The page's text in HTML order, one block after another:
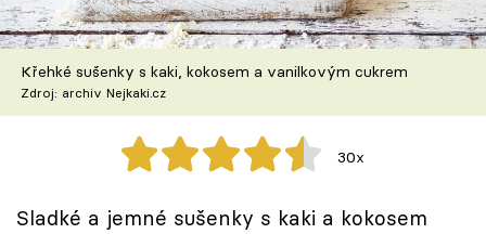
Recepty z TV
Speciál: Cuketa
Těhotnej kuchař
Křehké sušenky s kaki, kokosem a vanilkovým cukrem
Zdroj: archiv Nejkaki.cz
30x
Sladké a jemné sušenky s kaki a kokosem